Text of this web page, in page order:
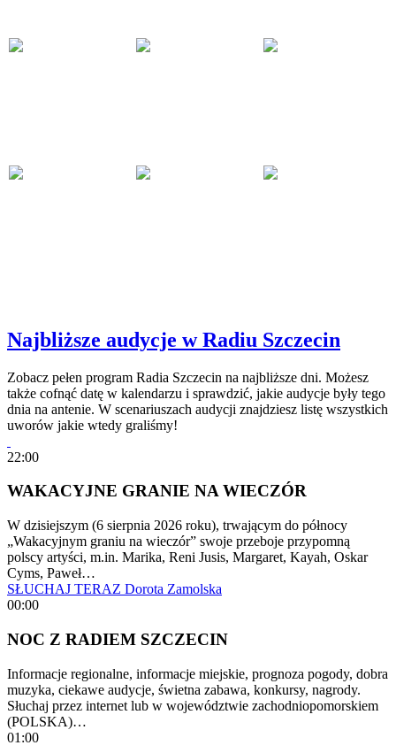
Najbliższe audycje w Radiu Szczecin
Zobacz pełen program Radia Szczecin na najbliższe dni. Możesz
także cofnąć datę w kalendarzu i sprawdzić, jakie audycje były tego
dnia na antenie. W scenariuszach audycji znajdziesz listę wszystkich
uworów jakie wtedy graliśmy!
22:00
WAKACYJNE GRANIE NA WIECZÓR
W dzisiejszym (6 sierpnia 2026 roku), trwającym do północy
„Wakacyjnym graniu na wieczór” swoje przeboje przypomną
polscy artyści, m.in. Marika, Reni Jusis, Margaret, Kayah, Oskar
Cyms, Paweł…
SŁUCHAJ TERAZ Dorota Zamolska
00:00
NOC Z RADIEM SZCZECIN
Informacje regionalne, informacje miejskie, prognoza pogody, dobra
muzyka, ciekawe audycje, świetna zabawa, konkursy, nagrody.
Słuchaj przez internet lub w województwie zachodniopomorskiem
(POLSKA)…
01:00